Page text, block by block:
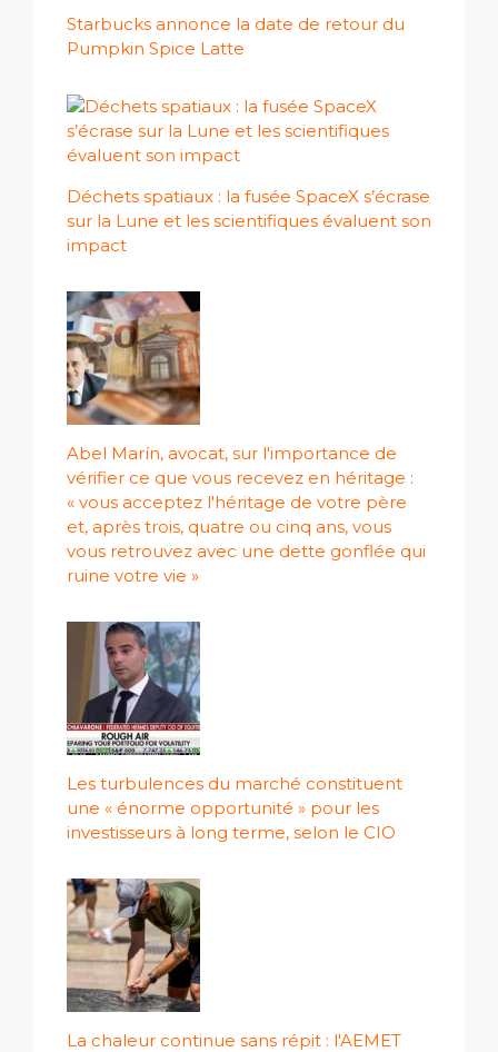
Starbucks annonce la date de retour du
Pumpkin Spice Latte
Déchets spatiaux : la fusée SpaceX s’écrase
sur la Lune et les scientifiques évaluent son
impact
Abel Marín, avocat, sur l'importance de
vérifier ce que vous recevez en héritage :
« vous acceptez l'héritage de votre père
et, après trois, quatre ou cinq ans, vous
vous retrouvez avec une dette gonflée qui
ruine votre vie »
Les turbulences du marché constituent
une « énorme opportunité » pour les
investisseurs à long terme, selon le CIO
La chaleur continue sans répit : l'AEMET